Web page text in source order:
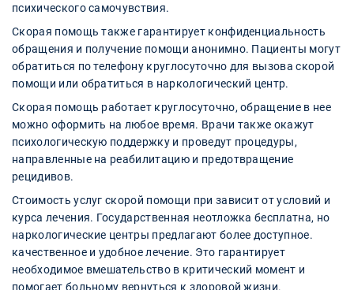
психического самочувствия.
Скорая помощь также гарантирует конфиденциальность
обращения и получение помощи анонимно. Пациенты могут
обратиться по телефону круглосуточно для вызова скорой
помощи или обратиться в наркологический центр.
Скорая помощь работает круглосуточно, обращение в нее
можно оформить на любое время. Врачи также окажут
психологическую поддержку и проведут процедуры,
направленные на реабилитацию и предотвращение
рецидивов.
Стоимость услуг скорой помощи при зависит от условий и
курса лечения. Государственная неотложка бесплатна, но
наркологические центры предлагают более доступное.
качественное и удобное лечение. Это гарантирует
необходимое вмешательство в критический момент и
помогает больному вернуться к здоровой жизни.